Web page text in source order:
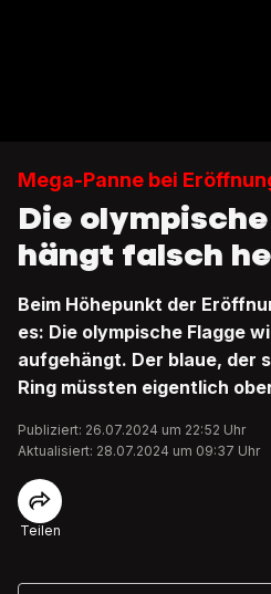
Mega-Panne bei
Die
hängt falsch
Beim Höhepunkt der
es: Die olympische Flagge
aufgehängt. Der blaue, der
Ring müssten eigentlich
Publiziert: 26.07.2024 um 22:52 Uhr
Aktualisiert: 28.07.2024 um 09:37 Uhr
Teilen